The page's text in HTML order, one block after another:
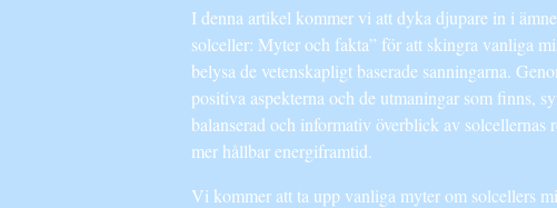
I denna artikel kommer vi att dyka djupare in i
solceller: Myter och fakta” för att skingra vanliga
belysa de vetenskapligt baserade sanningarna.
positiva aspekterna och de utmaningar som finns,
balanserad och informativ överblick av solcellernas
mer hållbar energiframtid.
Vi kommer att ta upp vanliga myter om solcellers